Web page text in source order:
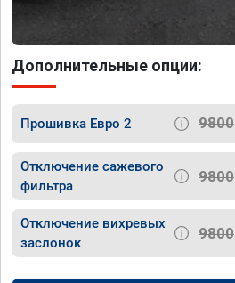
Дополнительные опции:
Прошивка Евро 2 9800
Отключение сажевого
фильтра
9800
Отключение вихревых
заслонок
9800